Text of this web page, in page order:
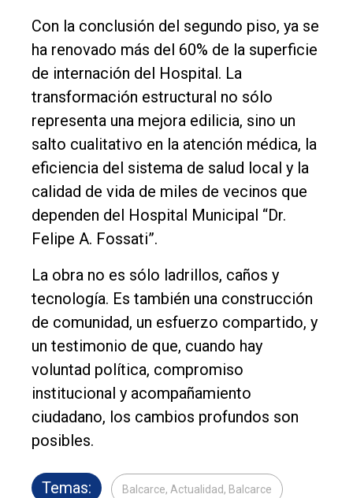
Con la conclusión del segundo piso, ya se
ha renovado más del 60% de la superficie
de internación del Hospital. La
transformación estructural no sólo
representa una mejora edilicia, sino un
salto cualitativo en la atención médica, la
eficiencia del sistema de salud local y la
calidad de vida de miles de vecinos que
dependen del Hospital Municipal “Dr.
Felipe A. Fossati”.
La obra no es sólo ladrillos, caños y
tecnología. Es también una construcción
de comunidad, un esfuerzo compartido, y
un testimonio de que, cuando hay
voluntad política, compromiso
institucional y acompañamiento
ciudadano, los cambios profundos son
posibles.
Temas: Balcarce, Actualidad, Balcarce